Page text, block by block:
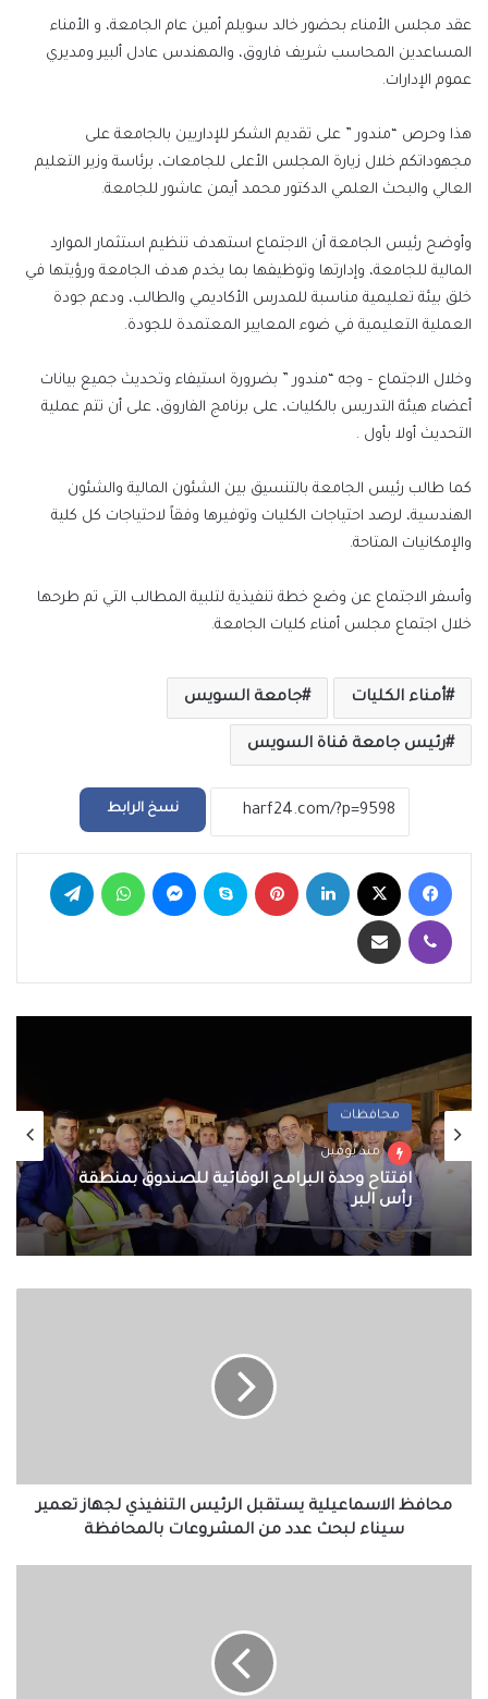
عقد مجلس الأمناء بحضور خالد سويلم أمين عام الجامعة، و الأمناء
المساعدين المحاسب شريف فاروق، والمهندس عادل ألبير ومديري
عموم الإدارات.
هذا وحرص “مندور ” على تقديم الشكر للإداريين بالجامعة على
مجهوداتكم خلال زيارة المجلس الأعلى للجامعات، برئاسة وزير التعليم
العالي والبحث العلمي الدكتور محمد أيمن عاشور للجامعة.
وأوضح رئيس الجامعة أن الاجتماع استهدف تنظيم استثمار الموارد
المالية للجامعة، وإدارتها وتوظيفها بما يخدم هدف الجامعة ورؤيتها في
خلق بيئة تعليمية مناسبة للمدرس الأكاديمي والطالب، ودعم جودة
العملية التعليمية في ضوء المعايير المعتمدة للجودة.
وخلال الاجتماع – وجه “مندور ” بضرورة استيفاء وتحديث جميع بيانات
أعضاء هيئة التدريس بالكليات، على برنامج الفاروق، على أن تتم عملية
التحديث أولا بأول .
كما طالب رئيس الجامعة بالتنسيق بين الشئون المالية والشئون
الهندسية، لرصد احتياجات الكليات وتوفيرها وفقاً لاحتياجات كل كلية
والإمكانيات المتاحة.
وأسفر الاجتماع عن وضع خطة تنفيذية لتلبية المطالب التي تم طرحها
خلال اجتماع مجلس أمناء كليات الجامعة.
أمناء الكليات جامعة السويس
رئيس جامعة قناة السويس
نسخ الرابط
فيسبوك لينكدإن بينتيريست سكايب ماسنجر واتساب
ڤايبر مشاركة عبر البريد
محافظات
منذ يومين
افتتاح وحدة البرامج الوقائية للصندوق بمنطقة
رأس البر
لبحث
عددمحافظ الاسماعيلية يستقبل الرئيس التنفيذي لجهاز تعمير
سيناء لبحث عدد من المشروعات بالمحافظة